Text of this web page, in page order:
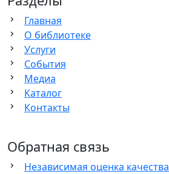
Главная
О библиотеке
Услуги
События
Медиа
Каталог
Контакты
Обратная связь
Независимая оценка качества